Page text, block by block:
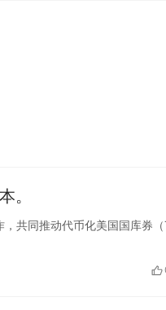
。
共同推动代币化美国国库券